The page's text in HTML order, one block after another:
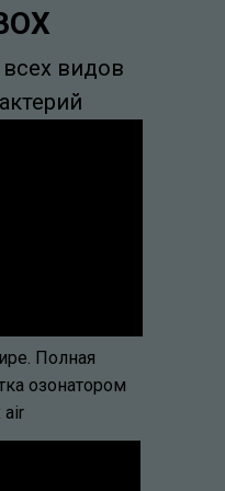
Полная
озонатором
air
видов